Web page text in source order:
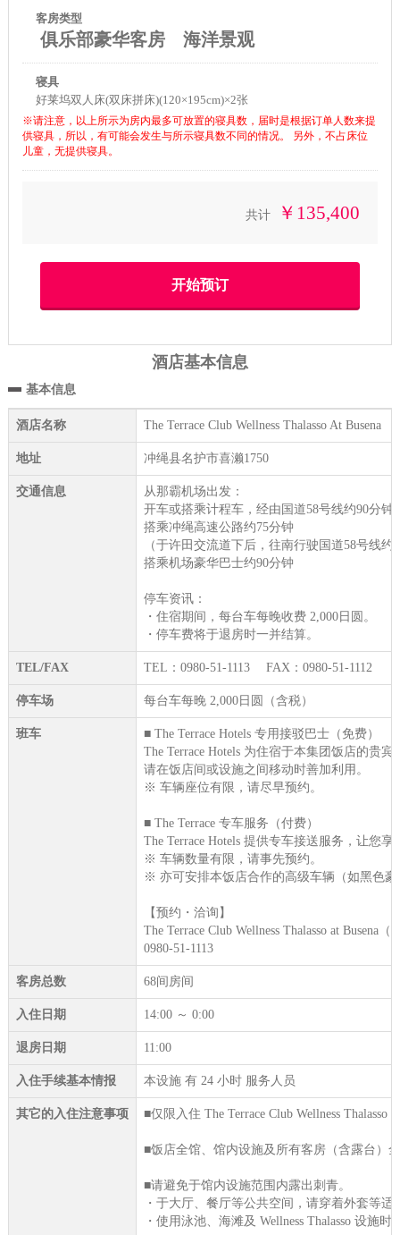
客房类型
俱乐部豪华客房 海洋景观
寝具
好莱坞双人床(双床拼床)(120×195cm)×2张
※请注意，以上所示为房内最多可放置的寝具数，届时是根据订单人数来提
供寝具，所以，有可能会发生与所示寝具数不同的情况。 另外，不占床位
儿童，无提供寝具。
共计 ￥135,400
酒店基本信息
基本信息
酒店名称 The Terrace Club Wellness Thalasso At Busena
地址 冲绳县名护市喜濑1750
交通信息
从那霸机场出发：
开车或搭乘计程车，经由国道58号线约90分钟
搭乘冲绳高速公路约75分钟
（于许田交流道下后，往南行驶国道58号线
搭乘机场豪华巴士约90分钟
停车资讯：
・住宿期间，每台车每晚收费 2,000日圆。
・停车费将于退房时一并结算。
TEL/FAX TEL：0980-51-1113 FAX：0980-51-1112
停车场 每台车每晚 2,000日圆（含税）
班车
■ The Terrace Hotels 专用接驳巴士（免费）
The Terrace Hotels 为住宿于本集团饭店的贵
请在饭店间或设施之间移动时善加利用。
※ 车辆座位有限，请尽早预约。
■ The Terrace 专车服务（付费）
The Terrace Hotels 提供专车接送服务，让您
※ 车辆数量有限，请事先预约。
※ 亦可安排本饭店合作的高级车辆（如黑色
【预约・洽询】
The Terrace Club Wellness Thalasso at Busena（
0980-51-1113
客房总数 68间房间
入住日期 14:00 ～ 0:00
退房日期 11:00
入住手续基本情报 本设施 有 24 小时 服务人员
其它的入住注意事项 ■仅限入住 The Terrace Club Wellness Thalasso
■饭店全馆、馆内设施及所有客房（含露台）
■请避免于馆内设施范围内露出刺青。
・于大厅、餐厅等公共空间，请穿着外套等适
・使用泳池、海滩及 Wellness Thalasso 设施